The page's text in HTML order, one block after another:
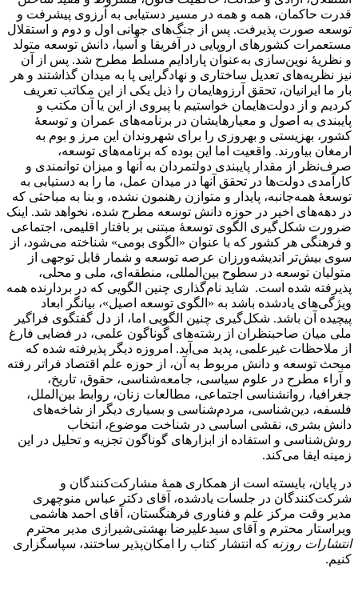
قدرت حاکمان، همه و همه در مسیر دستیابی به آرزوی پیشرفت و
توسعه صورت پذیرفت. پس از جنگ‌های جهانی اول و دوم و استقلال
مستعمرات کشورهای اروپایی در آفریقا و آسیا، دانش توسعه متولد
و نظریۀ نوین‌سازی به‌عنوان پارادایم مسلط مطرح شد. پس از آن
نیز نظریه‌های تعدیل ساختاری و نهادگرایی پا به میدان گذاشتند و هر
بار ما ایرانیان، تحقق آرزوهایمان را ذیل یکی از این مکاتب تعریف
کردیم و از دولت‌هایمان خواستیم با پیروی از این یا آن مکتب و
پایبندی به اصول‌‌ و معیارهایشان در برنامه‌‌های عمران و توسعۀ
کشور، بهزیستی و بهروزی را برای شهروندان این مرز و بوم به
ارمغان بیاورند. واقعیت اما این بوده که برنامه‌های توسعه،
صرف‌نظر از مقدار پایبندی دولتمردان به آنها و میزان توانمندی و
کارآمدی دولت‌ها در تحقق آنها در میدان عمل، ما را به دستیابی به
توسعۀ همه‌جانبه، پایدار و متوازن رهنمون نشده، و بنا به مباحثی که
در دهه‌های اخیر در حوزه دانش توسعه مطرح شده، نخواهد شد. اینک
ضرورت شکل‌گیری الگوی توسعۀ مبتنی بر بافتار اقلیمی، اجتماعی
و فرهنگی هر کشور که با عنوان «الگوی بومی» شناخته می‌شود، از
سوی بیش‌تر اندیشه‌ورزان عرصه توسعه و شمار قابل توجهی از
متولیان توسعه در سطوح بین‌المللی، منطقه‌ای، ملی و محلی،
پذیرفته شده است. شاید نام‌گذاری چنین الگویی که در بردارنده همه
ویژگی‌های یادشده باشد به «الگوی توسعه اصیل»، بیانگر ابعاد
پیچیده آن باشد. شکل‌گیری چنین الگویی اما، از دل گفتگوی فراگیر
ملی میان صاحبنظران از رشته‌های گوناگون علمی، در فضایی فارغ
از ملاحظات غیرعلمی، پدید می‌آید. امروزه دیگر پذیرفته شده که
مبحث توسعه و دانش مربوط به آن، از حوزه علم اقتصاد فراتر رفته
و آراء مطرح در علوم سیاسی، جامعه‌شناسی، حقوق، تاریخ،
جغرافیا، روانشناسی اجتماعی، مطالعات زنان، روابط بین‌الملل،
فلسفه، دین‌شناسی، مردم‌شناسی و بسیاری دیگر از شاخه‌های
دانش بشری، نقشی اساسی در شناخت موضوع، انتخاب
روش‌شناسی و استفاده از ابزارهای گوناگون تجزیه و تحلیل در این
زمینه ایفا می‌کند.
در پایان، بایسته است از همکاری همۀ مشارکت‌کنندگان و
شرکت‌کنندگان در جلسات یادشده، آقای دکتر عباس منوچهری
مدیر وقت مرکز علم و فناوری فرهنگستان، آقای احمد هاشمی
ویراستار محترم و آقای سیدعلیرضا بهشتی‌شیرازی مدیر محترم
انتشارات روزنه که انتشار کتاب را امکان‌پذیر ساختند، سپاسگزاری
کنیم.